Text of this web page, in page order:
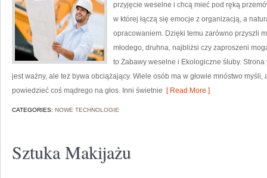
przyjęcie weselne i chcą mieć pod ręką
w której łączą się emocje z organizacją, a
opracowaniem. Dzięki temu zarówno przyszli
młodego, druhna, najbliżsi czy zaproszeni
to Zabawy weselne i Ekologiczne śluby.
jest ważny, ale też bywa obciążający. Wiele osób ma w głowie mnóstwo
powiedzieć coś mądrego na głos. Inni świetnie [ Read More ]
CATEGORIES: NOWE TECHNOLOGIE
Sztuka Makijażu